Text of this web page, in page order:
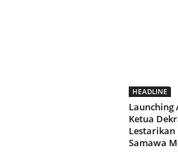
HEADLINE
Launching
Ketua
Lestarikan
Samawa